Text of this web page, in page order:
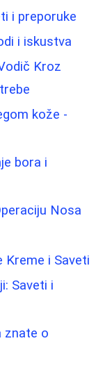
i preporuke
i iskustva
Kroz
kože -
bora i
Nosa
Kreme i Saveti
Saveti i
znate o